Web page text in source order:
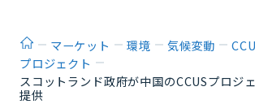
ホームマーケット 環境 気候変動
プロジェクト
スコットランド政府が中国のCCUSプロジ
提供